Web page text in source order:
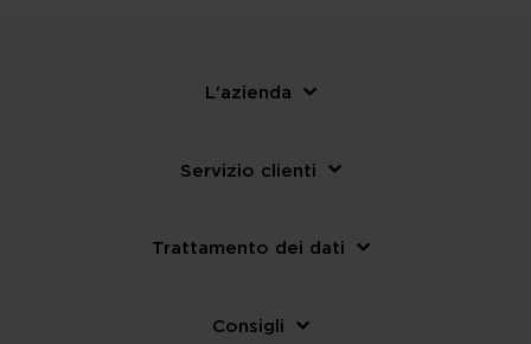
L'azienda
Servizio clienti
Trattamento dei dati
Consigli